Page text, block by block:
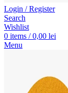
Login / Register
Search
Wishlist
0 items / 0,00 lei
Menu